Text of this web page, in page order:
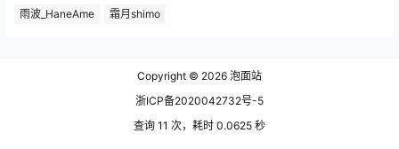
雨波_HaneAme
霜月shimo
Copyright © 2026 泡面站
浙ICP备2020042732号-5
查询 11 次，耗时 0.0625 秒